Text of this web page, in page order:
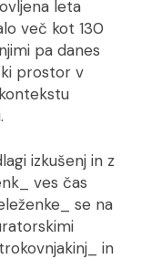
leta
več kot 130
pa danes
prostor v
izkušenj in z
ves čas
se na
in